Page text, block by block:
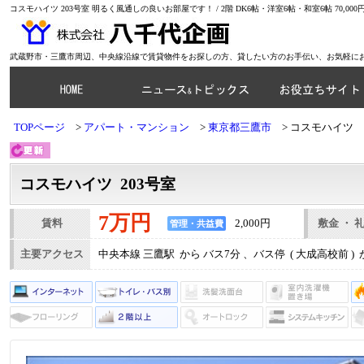
コスモハイツ 203号室 明るく風通しの良いお部屋です！ / 2階 DK6帖・洋室6帖・和室6帖
武蔵野市・三鷹市周辺、中央線沿線で賃貸物件をお探しの方、貸したい方のお手伝い、お気軽に
TOPページ アパート・マンション 東京都三鷹市 コスモハイツ
コスモハイツ 203号室
賃料 7万円 管理・共益費 2,000円 敷金 ・
主要アクセス 中央本線 三鷹駅 から バス7分 、バス停 ( 大成高校前 )